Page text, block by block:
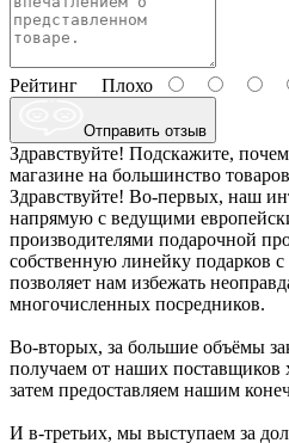
Рейтинг Плохо
Отправить отзыв
Здравствуйте! Подскажите,
магазине на большинство
Здравствуйте! Во-первых, наш
напрямую с ведущими
производителями подарочной
собственную линейку подарков
позволяет нам избежать
многочисленных посредников.
Во-вторых, за большие объёмы
получаем от наших поставщиков
затем предоставляем нашим
И в-третьих, мы выступаем за